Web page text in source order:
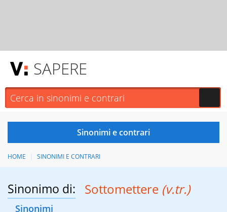
SAPERE
HOME SINONIMI E CONTRARI
Sinonimo di: Sottomettere (v.tr.)
Sinonimi